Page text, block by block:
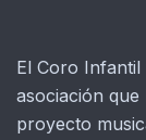
El Coro
asociación
proyecto